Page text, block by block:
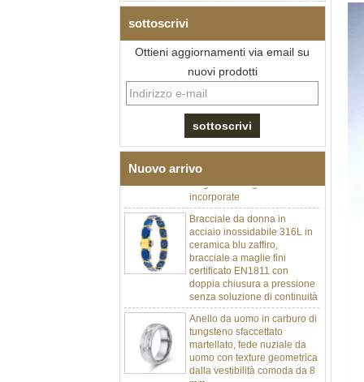
sottoscrivi
Ottieni aggiornamenti via email su
nuovi prodotti
Nuovo arrivo
Bracciale da uomo a maglie I
in acciaio inossidabile 304
con zirconi neri in ceramica,
chiusura deployante a
doppia pressione 316L,
bracciale a maglie per
terapia con pietre
magnetiche e germanio
Bracciale da donna in
acciaio inossidabile 316L in
ceramica blu zaffiro,
bracciale a maglie fini
certificato EN1811 con
doppia chiusura a pressione
senza soluzione di continuità
Anello da uomo in carburo di
tungsteno sfaccettato
martellato, fede nuziale da
uomo con texture geometrica
dalla vestibilità comoda da 8
mm